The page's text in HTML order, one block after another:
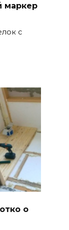
маркер
с
о